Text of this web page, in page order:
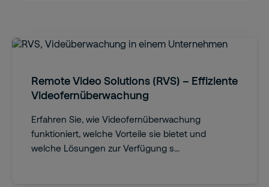
Remote Video Solutions (RVS) – Effiziente
Videofernüberwachung
Erfahren Sie, wie Videofernüberwachung
funktioniert, welche Vorteile sie bietet und
welche Lösungen zur Verfügung s...